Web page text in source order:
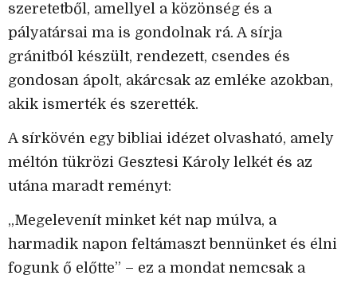
szeretetből, amellyel a közönség és a
pályatársai ma is gondolnak rá. A sírja
gránitból készült, rendezett, csendes és
gondosan ápolt, akárcsak az emléke azokban,
akik ismerték és szerették.
A sírkövén egy bibliai idézet olvasható, amely
méltón tükrözi Gesztesi Károly lelkét és az
utána maradt reményt:
„Megelevenít minket két nap múlva, a
harmadik napon feltámaszt bennünket és élni
fogunk ő előtte” – ez a mondat nemcsak a